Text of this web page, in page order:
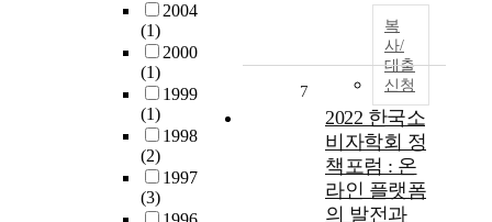
2004
(1)
2000
(1)
1999
(1)
1998
(2)
1997
(3)
복
사/
대출
신청
7
2022 한국소
비자학회 정
책포럼 : 온
라인 플랫폼
의 발전과